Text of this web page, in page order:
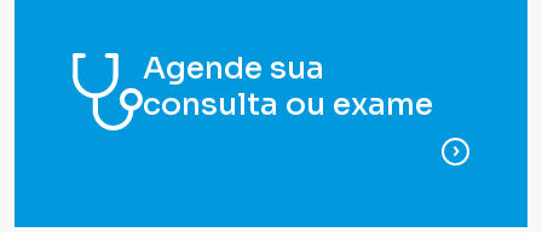
Agende sua
consulta ou exame
para